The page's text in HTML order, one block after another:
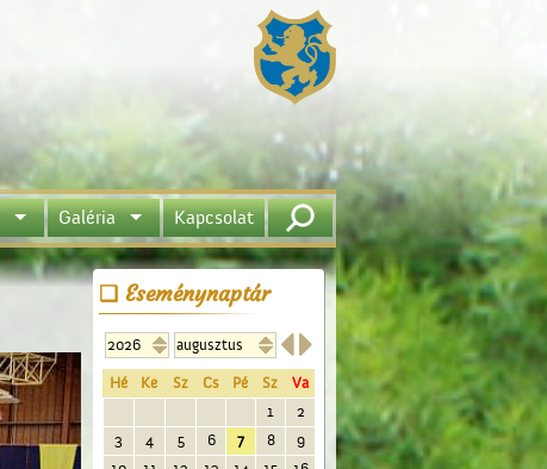
Galéria Kapcsolat
Eseménynaptár

Hé Ke Sz Cs Pé Sz
Va
1
2
3
4 5 6 7 8
9